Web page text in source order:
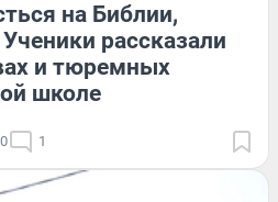
на Библии,
рассказали
и тюремных
школе
1